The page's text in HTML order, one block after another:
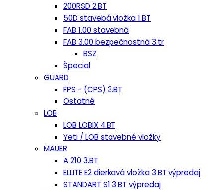
200RSD 2.BT
50D stavebá vložka 1.BT
FAB 1.00 stavebná
FAB 3.00 bezpečnostná 3.tr
BSZ
Špecial
GUARD
FPS - (CPS) 3.BT
Ostatné
LOB
LOB LOBIX 4.BT
Yeti / LOB stavebné vložky
MAUER
A 210 3.BT
ELLITE E2 dierkavá vložka 3.BT výpredaj
STANDART S1 3.BT výpredaj